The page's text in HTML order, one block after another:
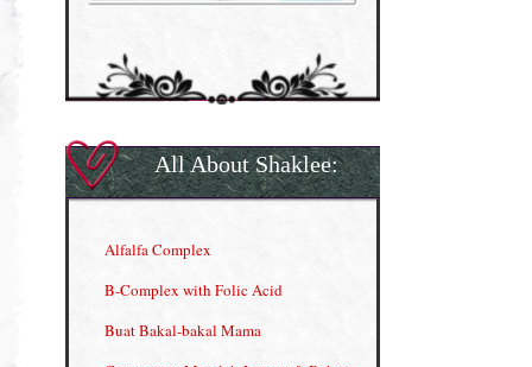
All About Shaklee:
Alfalfa Complex
B-Complex with Folic Acid
Buat Bakal-bakal Mama